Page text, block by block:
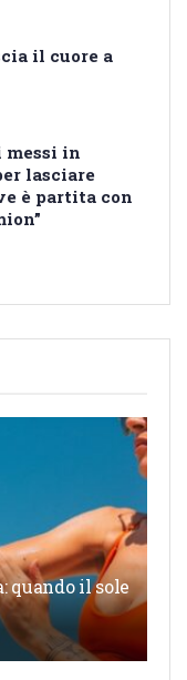
il cuore a
messi in
lasciare
è partita con
quando il sole